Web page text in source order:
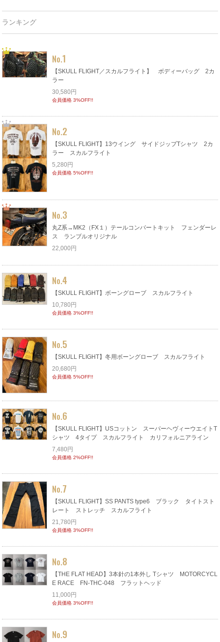
ランキング
No.1
【SKULL FLIGHT／スカルフライト】 ボディーバッグ 2カ
ラー
30,580円
会員価格 3%OFF!!
No.2
【SKULL FLIGHT】13ウイング サイドジップTシャツ 2カ
ラー スカルフライト
5,280円
会員価格 5%OFF!!
No.3
丸Z系→MK2（FX１）テールコンバートキット フェンダーレ
ス ランブルオリジナル
22,000円
No.4
【SKULL FLIGHT】ボーングローブ スカルフライト
10,780円
会員価格 3%OFF!!
No.5
【SKULL FLIGHT】冬用ボーングローブ スカルフライト
20,680円
会員価格 5%OFF!!
No.6
【SKULL FLIGHT】USコットン スーパーヘヴィーウエイトT
シャツ 4タイプ スカルフライト カリフォルニアライン
7,480円
会員価格 2%OFF!!
No.7
【SKULL FLIGHT】SS PANTS type6 ブラック タイトスト
レート ストレッチ スカルフライト
21,780円
会員価格 3%OFF!!
No.8
【THE FLAT HEAD】3本針の1本外し Tシャツ MOTORCYCL
E RACE FN-THC-048 フラットヘッド
11,000円
会員価格 3%OFF!!
No.9